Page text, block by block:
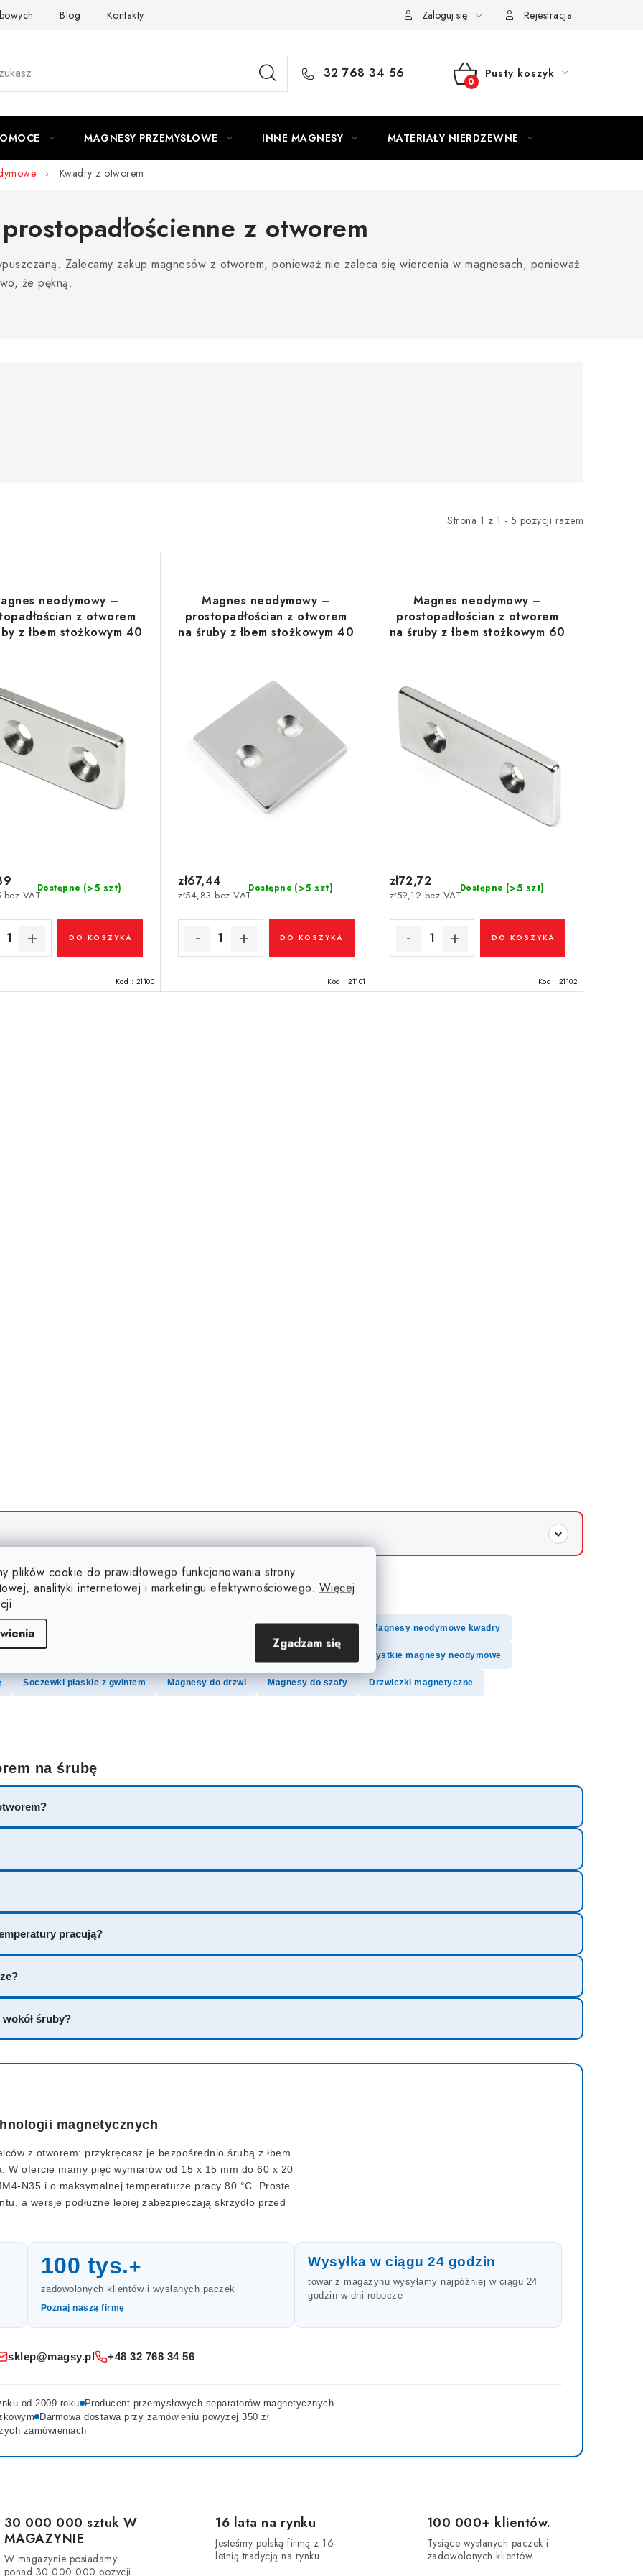
plików cookie do prawidłowego funkcjonowania strony
analityki internetowej i marketingu efektywnościowego. Więcej
Zgadzam się
Blog Kontakty Zaloguj się Rejestracja
32 768 34 56
KOSZYK
Pusty koszyk
MAGNESY PRZEMYSŁOWE INNE MAGNESY MATERIAŁY NIERDZEWNE
Kwadry z otworem
z otworem
Zalecamy zakup magnesów z otworem, ponieważ nie zaleca się wiercenia w magnesach, ponieważ
że pękną.
Strona 1 z 1 - 5 pozycji razem
neodymowy –
z otworem
z łbem stożkowym 40
Dostępne (>5 szt)
bez VAT
DO KOSZYKA
Kod : 21100
Magnes neodymowy –
prostopadłościan z otworem
na śruby z łbem stożkowym 40
Dostępne (>5 szt)
zł54,83 bez VAT
zł67,44
DO KOSZYKA
Kod : 21101
Magnes neodymowy –
prostopadłościan z otworem
na śruby z łbem stożkowym 60
Dostępne (>5 szt)
zł59,12 bez VAT
zł72,72
DO KOSZYKA
Kod : 21102
neodymowe prostopadłościenne z otworem
Magnesy neodymowe kwadry
Wszystkie magnesy neodymowe
Soczewki płaskie z gwintem Magnesy do drzwi Magnesy do szafy Drzwiczki magnetyczne
na śrubę
pracują?
śruby?
magnetycznych
z otworem: przykręcasz je bezpośrednio śrubą z łbem
W ofercie mamy pięć wymiarów od 15 x 15 mm do 60 x 20
N35 i o maksymalnej temperaturze pracy 80 °C. Proste
a wersje podłużne lepiej zabezpieczają skrzydło przed
100 tys.+
zadowolonych klientów i wysłanych paczek
Poznaj naszą firmę
Wysyłka w ciągu 24 godzin
towar z magazynu wysyłamy najpóźniej w ciągu 24
godzin w dni robocze
sklep@magsy.pl +48 32 768 34 56
od 2009 roku Producent przemysłowych separatorów magnetycznych
Darmowa dostawa przy zamówieniu powyżej 350 zł
zamówieniach
30 000 000 sztuk W
MAGAZYNIE
W magazynie posiadamy
ponad 30 000 000 pozycji.
16 lata na rynku
Jesteśmy polską firmą z 16-
letnią tradycją na rynku.
100 000+ klientów.
Tysiące wysłanych paczek i
zadowolonych klientów.